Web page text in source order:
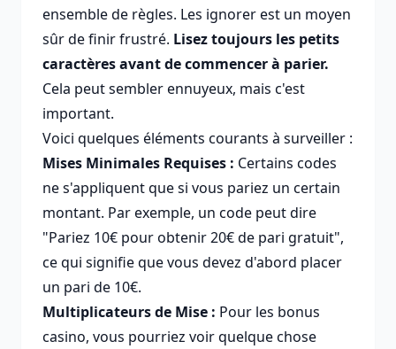
ensemble de règles. Les ignorer est un moyen
sûr de finir frustré. Lisez toujours les petits
caractères avant de commencer à parier.
Cela peut sembler ennuyeux, mais c'est
important.
Voici quelques éléments courants à surveiller :
Mises Minimales Requises : Certains codes
ne s'appliquent que si vous pariez un certain
montant. Par exemple, un code peut dire
"Pariez 10€ pour obtenir 20€ de pari gratuit",
ce qui signifie que vous devez d'abord placer
un pari de 10€.
Multiplicateurs de Mise : Pour les bonus
casino, vous pourriez voir quelque chose